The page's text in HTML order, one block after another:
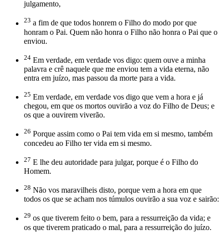
julgamento,
23 a fim de que todos honrem o Filho do modo por que
honram o Pai. Quem não honra o Filho não honra o Pai que o
enviou.
24 Em verdade, em verdade vos digo: quem ouve a minha
palavra e crê naquele que me enviou tem a vida eterna, não
entra em juízo, mas passou da morte para a vida.
25 Em verdade, em verdade vos digo que vem a hora e já
chegou, em que os mortos ouvirão a voz do Filho de Deus; e
os que a ouvirem viverão.
26 Porque assim como o Pai tem vida em si mesmo, também
concedeu ao Filho ter vida em si mesmo.
27 E lhe deu autoridade para julgar, porque é o Filho do
Homem.
28 Não vos maravilheis disto, porque vem a hora em que
todos os que se acham nos túmulos ouvirão a sua voz e sairão:
29 os que tiverem feito o bem, para a ressurreição da vida; e
os que tiverem praticado o mal, para a ressurreição do juízo.